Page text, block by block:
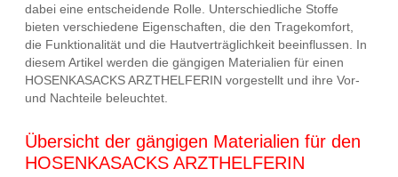
dabei eine entscheidende Rolle. Unterschiedliche Stoffe
bieten verschiedene Eigenschaften, die den Tragekomfort,
die Funktionalität und die Hautverträglichkeit beeinflussen. In
diesem Artikel werden die gängigen Materialien für einen
HOSENKASACKS ARZTHELFERIN vorgestellt und ihre Vor-
und Nachteile beleuchtet.
Übersicht der gängigen Materialien für den
HOSENKASACKS ARZTHELFERIN